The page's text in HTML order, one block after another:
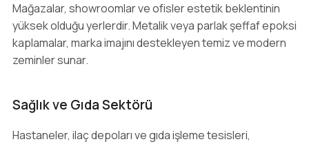
Mağazalar, showroomlar ve ofisler estetik beklentinin
yüksek olduğu yerlerdir. Metalik veya parlak şeffaf epoksi
kaplamalar, marka imajını destekleyen temiz ve modern
zeminler sunar.
Sağlık ve Gıda Sektörü
Hastaneler, ilaç depoları ve gıda işleme tesisleri,